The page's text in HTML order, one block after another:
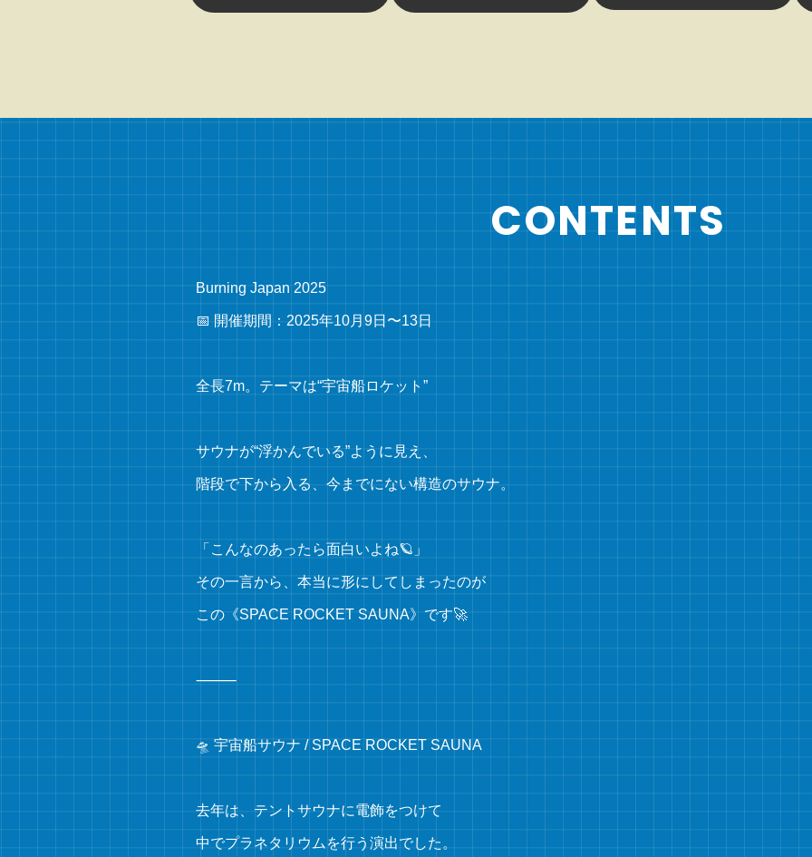
CONTENTS
Burning Japan 2025
📅 開催期間：2025年10月9日〜13日
全長7m。テーマは“宇宙船ロケット”
サウナが“浮かんでいる”ように見え、
階段で下から入る、今までにない構造のサウナ。
「こんなのあったら面白いよね🪐」
その一言から、本当に形にしてしまったのが
この《SPACE ROCKET SAUNA》です🚀
⸻
🛸 宇宙船サウナ / SPACE ROCKET SAUNA
去年は、テントサウナに電飾をつけて
中でプラネタリウムを行う演出でした。